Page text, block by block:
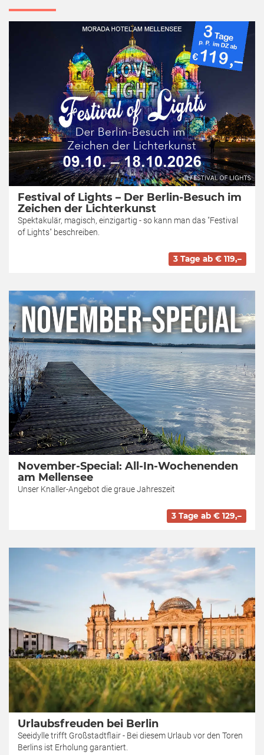
Festival of Lights – Der Berlin-Besuch im
Zeichen der Lichterkunst
Spektakulär, magisch, einzigartig - so kann man das "Festival
of Lights" beschreiben.
3 Tage ab € 119,–
November-Special: All-In-Wochenenden
am Mellensee
Unser Knaller-Angebot die graue Jahreszeit
3 Tage ab € 129,–
Urlaubsfreuden bei Berlin
Seeidylle trifft Großstadtflair - Bei diesem Urlaub vor den Toren
Berlins ist Erholung garantiert.